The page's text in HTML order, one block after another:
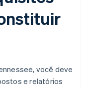
você deve
e relatórios